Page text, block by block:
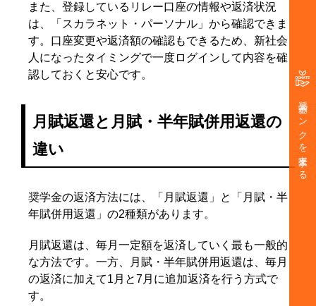
奨学金バンクを支援する
また、登録しているリレー口座の情報や返済状況
は、「スカラネット・パーソナル」から確認できま
す。口座変更や返済額の確認もできるため、新社会
人になったタイミングで一度ログインして内容を確
認しておくと安心です。
月賦返還と月賦・半年賦併用返還の
違い
奨学金の返済方法には、「月賦返還」と「月賦・半
年賦併用返還」の2種類があります。
月賦返還は、毎月一定額を返済していく最も一般的
な方法です。一方、月賦・半年賦併用返還は、毎月
の返済に加えて1月と7月に追加返済を行う方式で
す。